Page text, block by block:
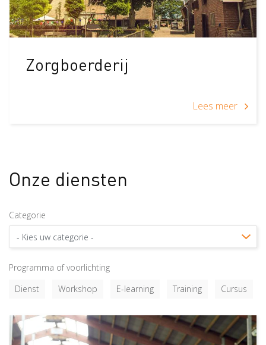
Zorgboerderij
Lees meer
Onze diensten
Categorie
Programma of voorlichting
Dienst
Workshop E-learning Training Cursus